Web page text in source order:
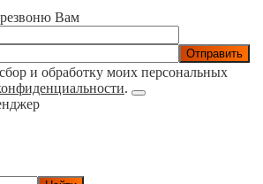
Вам
и обработку моих персональных
.